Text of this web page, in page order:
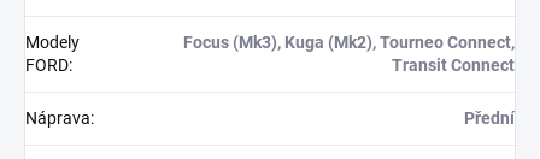
Modely
FORD:
Focus (Mk3), Kuga (Mk2), Tourneo Connect,
Transit Connect
Náprava: Přední